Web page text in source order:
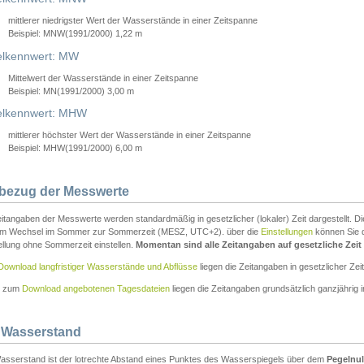
mittlerer niedrigster Wert der Wasserstände in einer Zeitspanne
Beispiel: MNW(1991/2000) 1,22 m
MW
Mittelwert der Wasserstände in einer Zeitspanne
Beispiel: MN(1991/2000) 3,00 m
MHW
mittlerer höchster Wert der Wasserstände in einer Zeitspanne
Beispiel: MHW(1991/2000) 6,00 m
der Messwerte
der Messwerte werden standardmäßig in gesetzlicher (lokaler) Zeit dargestellt.
Wechsel im Sommer zur Sommerzeit (MESZ, UTC+2). über die Einstellungen können Sie
ohne Sommerzeit einstellen. Momentan sind alle Zeitangaben auf gesetzliche
langfristiger Wasserstände und Abflüsse liegen die Zeitangaben in gesetzlicher
zum Download angebotenen Tagesdateien liegen die Zeitangaben grundsätzlich ganzjährig
ist der lotrechte Abstand eines Punktes des Wasserspiegels über dem